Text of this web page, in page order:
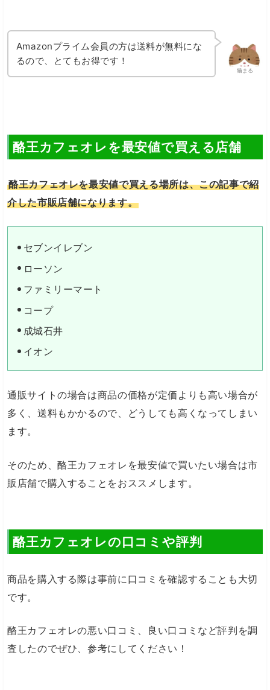
猫まる
Amazonプライム会員の方は送料が無料にな
るので、とてもお得です！
酪王カフェオレを最安値で買える店舗
酪王カフェオレを最安値で買える場所は、この記事で紹
介した市販店舗になります。
セブンイレブン
ローソン
ファミリーマート
コープ
成城石井
イオン
通販サイトの場合は商品の価格が定価よりも高い場合が
多く、送料もかかるので、どうしても高くなってしまい
ます。
そのため、酪王カフェオレを最安値で買いたい場合は市
販店舗で購入することをおススメします。
酪王カフェオレの口コミや評判
商品を購入する際は事前に口コミを確認することも大切
です。
酪王カフェオレの悪い口コミ、良い口コミなど評判を調
査したのでぜひ、参考にしてください！